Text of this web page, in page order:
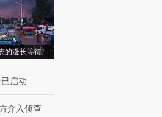
的漫长等待
启动
介入侦查